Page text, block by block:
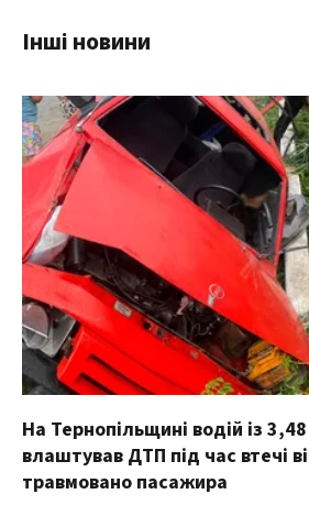
Інші новини
На Тернопільщині водій із
влаштував ДТП під час втечі
травмовано пасажира